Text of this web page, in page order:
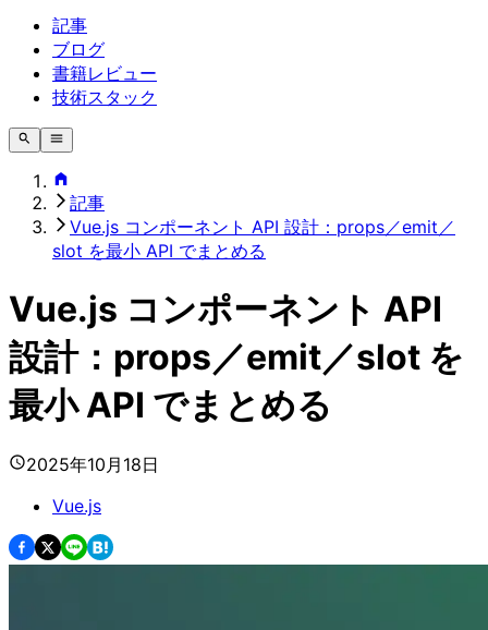
記事
ブログ
書籍レビュー
技術スタック
記事
Vue.js コンポーネント API 設計：props／emit／
slot を最小 API でまとめる
Vue.js コンポーネント API
設計：props／emit／slot を
最小 API でまとめる
2025年10月18日
Vue.js